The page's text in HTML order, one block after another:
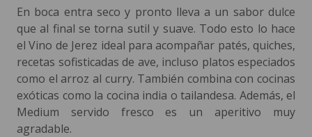
En boca entra seco y pronto lleva a un sabor dulce
que al final se torna sutil y suave. Todo esto lo hace
el Vino de Jerez ideal para acompañar patés, quiches,
recetas sofisticadas de ave, incluso platos especiados
como el arroz al curry. También combina con cocinas
exóticas como la cocina india o tailandesa. Además, el
Medium servido fresco es un aperitivo muy
agradable.